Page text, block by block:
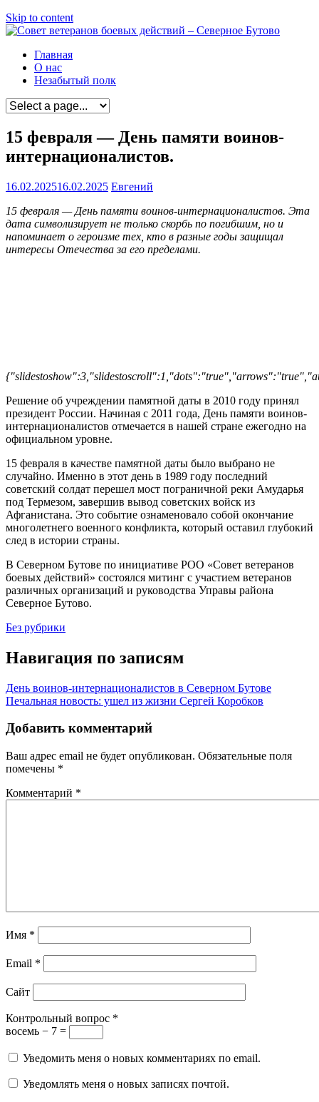
Skip to content
Главная
О нас
Незабытый полк
15 февраля — День памяти воинов-
интернационалистов.
16.02.202516.02.2025 Евгений
15 февраля — День памяти воинов-интернационалистов. Эта
дата символизирует не только скорбь по погибшим, но и
напоминает о героизме тех, кто в разные годы защищал
интересы Отечества за его пределами.
Решение об учреждении памятной даты в 2010 году принял
президент России. Начиная с 2011 года, День памяти воинов-
интернационалистов отмечается в нашей стране ежегодно на
официальном уровне.
15 февраля в качестве памятной даты было выбрано не
случайно. Именно в этот день в 1989 году последний
советский солдат перешел мост пограничной реки Амударья
под Термезом, завершив вывод советских войск из
Афганистана. Это событие ознаменовало собой окончание
многолетнего военного конфликта, который оставил глубокий
след в истории страны.
В Северном Бутове по инициативе РОО «Совет ветеранов
боевых действий» состоялся митинг с участием ветеранов
различных организаций и руководства Управы района
Северное Бутово.
Без рубрики
Навигация по записям
День воинов-интернационалистов в Северном Бутове
Печальная новость: ушел из жизни Сергей Коробков
Добавить комментарий
Ваш адрес email не будет опубликован. Обязательные поля
помечены *
Комментарий *
Имя *
Email *
Сайт
Контрольный вопрос *
восемь − 7 =
Уведомить меня о новых комментариях по email.
Уведомлять меня о новых записях почтой.